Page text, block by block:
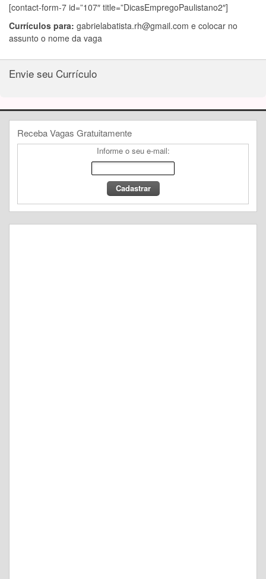
[contact-form-7 id=”107″ title=”DicasEmpregoPaulistano2″]
Currículos para: gabrielabatista.rh@gmail.com e colocar no
assunto o nome da vaga
Envie seu Currículo
Receba Vagas Gratuitamente
Informe o seu e-mail: